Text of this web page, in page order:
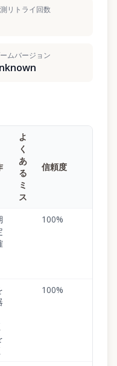
リトライ回数
ムバージョン
よ
く
あ
る
ミ
ス
信頼度
100%
100%